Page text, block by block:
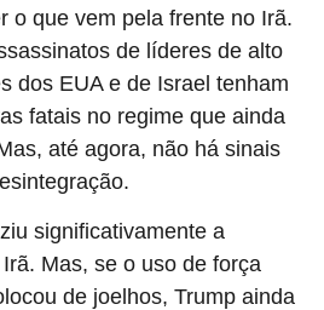
o que vem pela frente no Irã.
de líderes de alto
dos EUA e de Israel tenham
fatais no regime que ainda
até agora, não há sinais
significativamente a
Mas, se o uso de força
de joelhos, Trump ainda